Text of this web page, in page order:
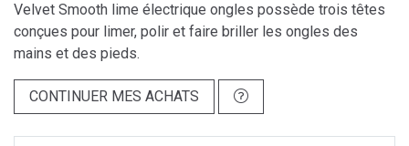
Velvet Smooth lime électrique ongles possède trois têtes
conçues pour limer, polir et faire briller les ongles des
mains et des pieds.
CONTINUER MES ACHATS